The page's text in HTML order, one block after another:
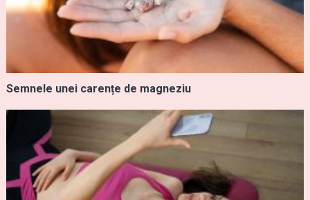
Semnele unei carențe de magneziu